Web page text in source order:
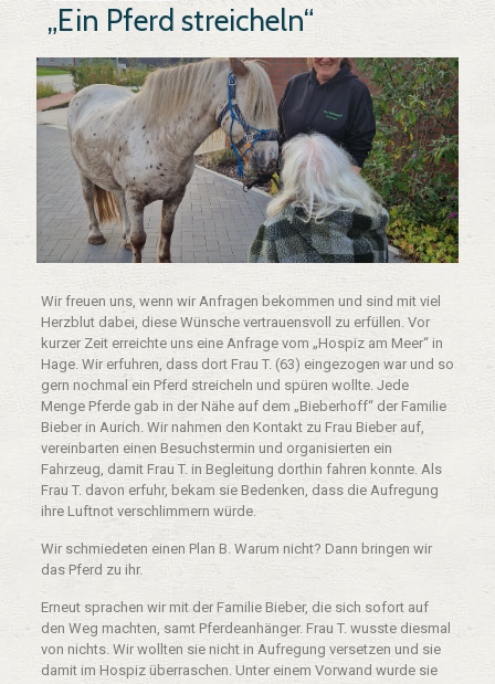
„Ein Pferd streicheln“
Wir freuen uns, wenn wir Anfragen bekommen und sind mit viel
Herzblut dabei, diese Wünsche vertrauensvoll zu erfüllen. Vor
kurzer Zeit erreichte uns eine Anfrage vom „Hospiz am Meer“ in
Hage. Wir erfuhren, dass dort Frau T. (63) eingezogen war und so
gern nochmal ein Pferd streicheln und spüren wollte. Jede
Menge Pferde gab in der Nähe auf dem „Bieberhoff“ der Familie
Bieber in Aurich. Wir nahmen den Kontakt zu Frau Bieber auf,
vereinbarten einen Besuchstermin und organisierten ein
Fahrzeug, damit Frau T. in Begleitung dorthin fahren konnte. Als
Frau T. davon erfuhr, bekam sie Bedenken, dass die Aufregung
ihre Luftnot verschlimmern würde.
Wir schmiedeten einen Plan B. Warum nicht? Dann bringen wir
das Pferd zu ihr.
Erneut sprachen wir mit der Familie Bieber, die sich sofort auf
den Weg machten, samt Pferdeanhänger. Frau T. wusste diesmal
von nichts. Wir wollten sie nicht in Aufregung versetzen und sie
damit im Hospiz überraschen. Unter einem Vorwand wurde sie